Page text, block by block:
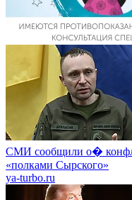
СМИ сообщили о�
«полками Сырского»
ya-turbo.ru